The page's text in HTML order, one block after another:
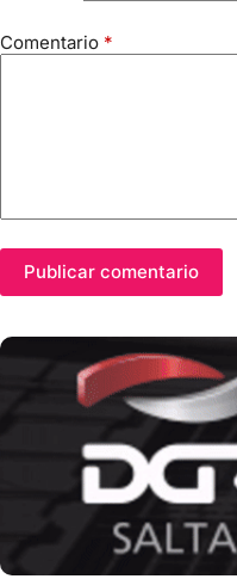
Comentario *
Publicar comentario